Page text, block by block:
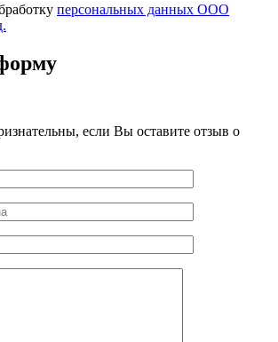
персональных данных ООО
если Вы оставите отзыв о